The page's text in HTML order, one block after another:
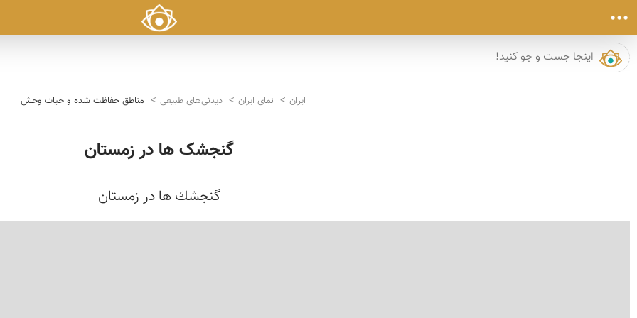
ایران نمای ایران دیدنی‌های طبیعی مناطق حفاظت شده و حیات وحش
گنجشک ها در زمستان
گنجشك ها در زمستان